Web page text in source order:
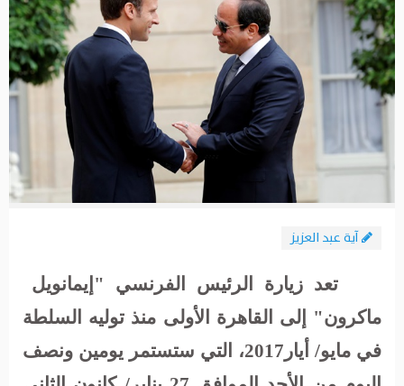
آية عبد العزيز
تعد زيارة الرئيس الفرنسي "إيمانويل
ماكرون" إلى القاهرة الأولى منذ توليه السلطة
في مايو/ أيار2017، التي ستستمر يومين ونصف